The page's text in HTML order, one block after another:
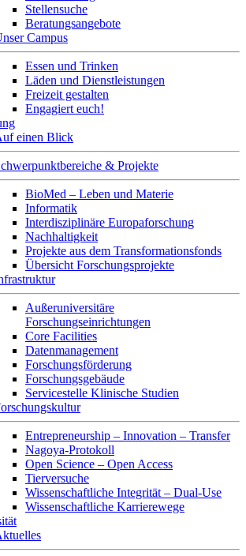
Stellensuche
Beratungsangebote
Campus
Essen und Trinken
Läden und Dienstleistungen
Freizeit gestalten
Engagiert euch!
einen Blick
& Projekte
BioMed – Leben und Materie
Informatik
Interdisziplinäre Europaforschung
Nachhaltigkeit
Projekte aus dem Transformationsfonds
Übersicht Forschungsprojekte
Außeruniversitäre
Forschungseinrichtungen
Core Facilities
Datenmanagement
Forschungsförderung
Forschungsgebäude
Servicestelle Klinische Studien
Entrepreneurship – Innovation – Transfer
Nagoya-Protokoll
Open Science – Open Access
Tierversuche
Wissenschaftliche Integrität – Dual-Use
Wissenschaftliche Karrierewege